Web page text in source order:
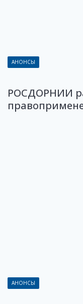
АНОНСЫ
РОСДОРНИИ
АНОНСЫ